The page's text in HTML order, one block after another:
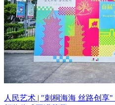
人民艺术 | "刺桐海海 丝路创